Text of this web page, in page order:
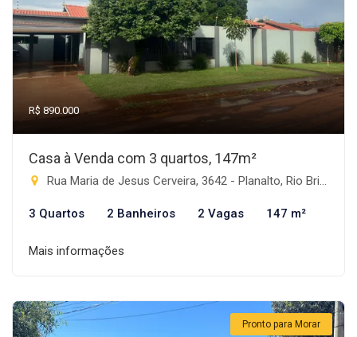
R$ 890.000
Casa à Venda com 3 quartos, 147m²
Rua Maria de Jesus Cerveira, 3642 - Planalto, Rio Brilhante-MS
3 Quartos 2 Banheiros 2 Vagas 147 m²
Mais informações
Pronto para Morar